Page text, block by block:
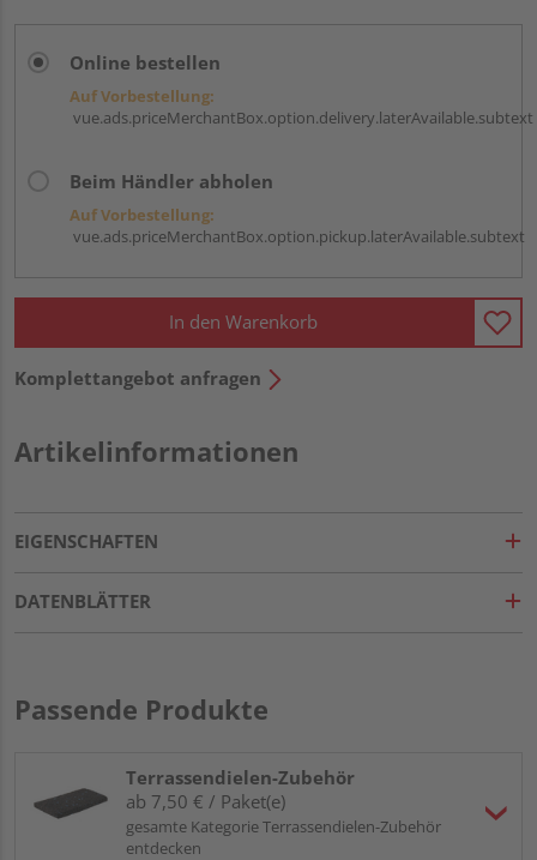
Online bestellen
Auf Vorbestellung:
vue.ads.priceMerchantBox.option.delivery.laterAvailable.subtext
Beim Händler abholen
Auf Vorbestellung:
vue.ads.priceMerchantBox.option.pickup.laterAvailable.subtext
In den Warenkorb
Komplettangebot anfragen
Artikelinformationen
EIGENSCHAFTEN
DATENBLÄTTER
Passende Produkte
Terrassendielen-Zubehör
ab 7,50 € / Paket(e)
gesamte Kategorie Terrassendielen-Zubehör
entdecken